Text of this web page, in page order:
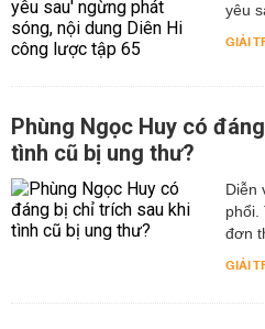
yêu
GIẢI
Phùng Ngọc Huy có
tình cũ bị ung thư?
Diễn
phổi.
đơn
GIẢI